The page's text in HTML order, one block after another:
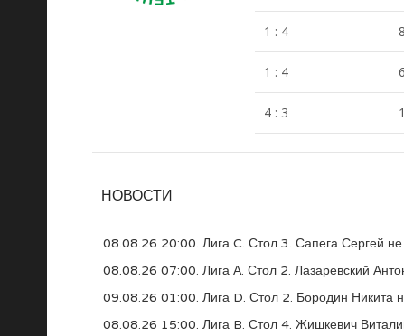
1 : 4
1 : 4
4 : 3
НОВОСТИ
08.08.26 20:00. Лига C. Стол 3. Сапега Сергей не
08.08.26 07:00. Лига А. Стол 2. Лазаревский
09.08.26 01:00. Лига D. Стол 2. Бородин Никита
08.08.26 15:00. Лига B. Стол 4. Жишкевич